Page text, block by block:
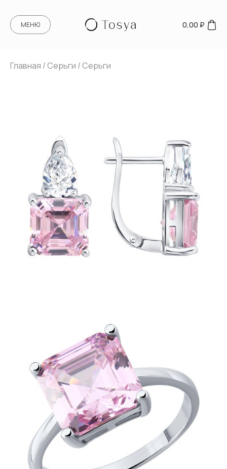
МЕНЮ 0,00 ₽
Главная / Серьги / Серьги